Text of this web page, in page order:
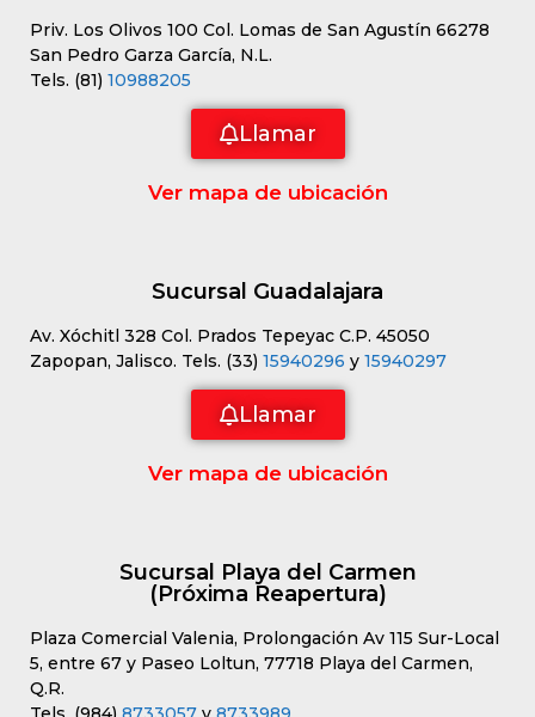
Priv. Los Olivos 100 Col. Lomas de San Agustín 66278
San Pedro Garza García, N.L.
Tels. (81) 10988205
Llamar
Ver mapa de ubicación
Sucursal Guadalajara
Av. Xóchitl 328 Col. Prados Tepeyac C.P. 45050
Zapopan, Jalisco. Tels. (33) 15940296 y 15940297
Llamar
Ver mapa de ubicación
Sucursal Playa del Carmen
(Próxima Reapertura)
Plaza Comercial Valenia, Prolongación Av 115 Sur-Local
5, entre 67 y Paseo Loltun, 77718 Playa del Carmen,
Q.R.